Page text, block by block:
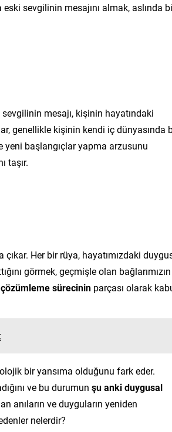
sevgilinin mesajını almak, aslında
mesajı, kişinin hayatındaki
genellikle kişinin kendi iç dünyasında
yeni başlangıçlar yapma arzusunu
taşır.
çıkar. Her bir rüya, hayatımızdaki
görmek, geçmişle olan bağlarımızın
sürecinin parçası olarak
bir yansıma olduğunu fark eder.
ve bu durumun şu anki duygusal
anıların ve duyguların yeniden
nelerdir?